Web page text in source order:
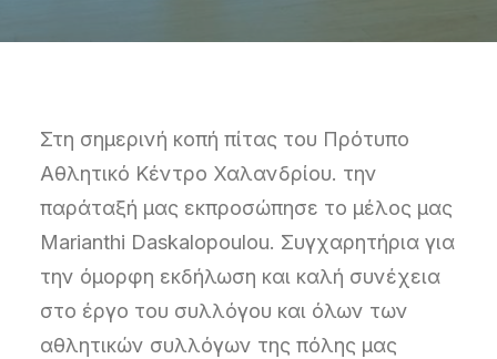
Στη σημερινή κοπή πίτας του Πρότυπο
Αθλητικό Κέντρο Χαλανδρίου. την
παράταξή μας εκπροσώπησε το μέλος μας
Marianthi Daskalopoulou. Συγχαρητήρια για
την όμορφη εκδήλωση και καλή συνέχεια
στο έργο του συλλόγου και όλων των
αθλητικών συλλόγων της πόλης μας